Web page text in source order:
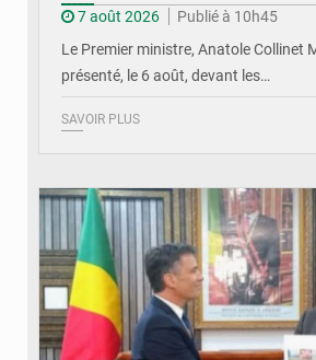
7 août 2026
Publié à 10h45
Le Premier ministre, Anatole Collinet
présenté, le 6 août, devant les…
SAVOIR PLUS